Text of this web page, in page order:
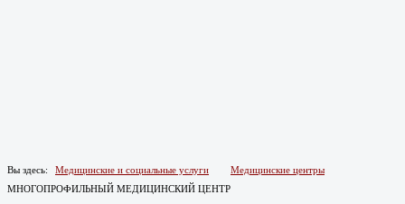
Вы здесь: Медицинские и социальные услуги
Медицинские центры
МНОГОПРОФИЛЬНЫЙ МЕДИЦИНСКИЙ ЦЕНТР